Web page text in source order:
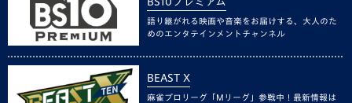
語り継がれる映画や音楽をお届けする、大人のた
めのエンタテインメントチャンネル
BEAST X
麻雀プロリーグ「Mリーグ」参戦中！最新情報は